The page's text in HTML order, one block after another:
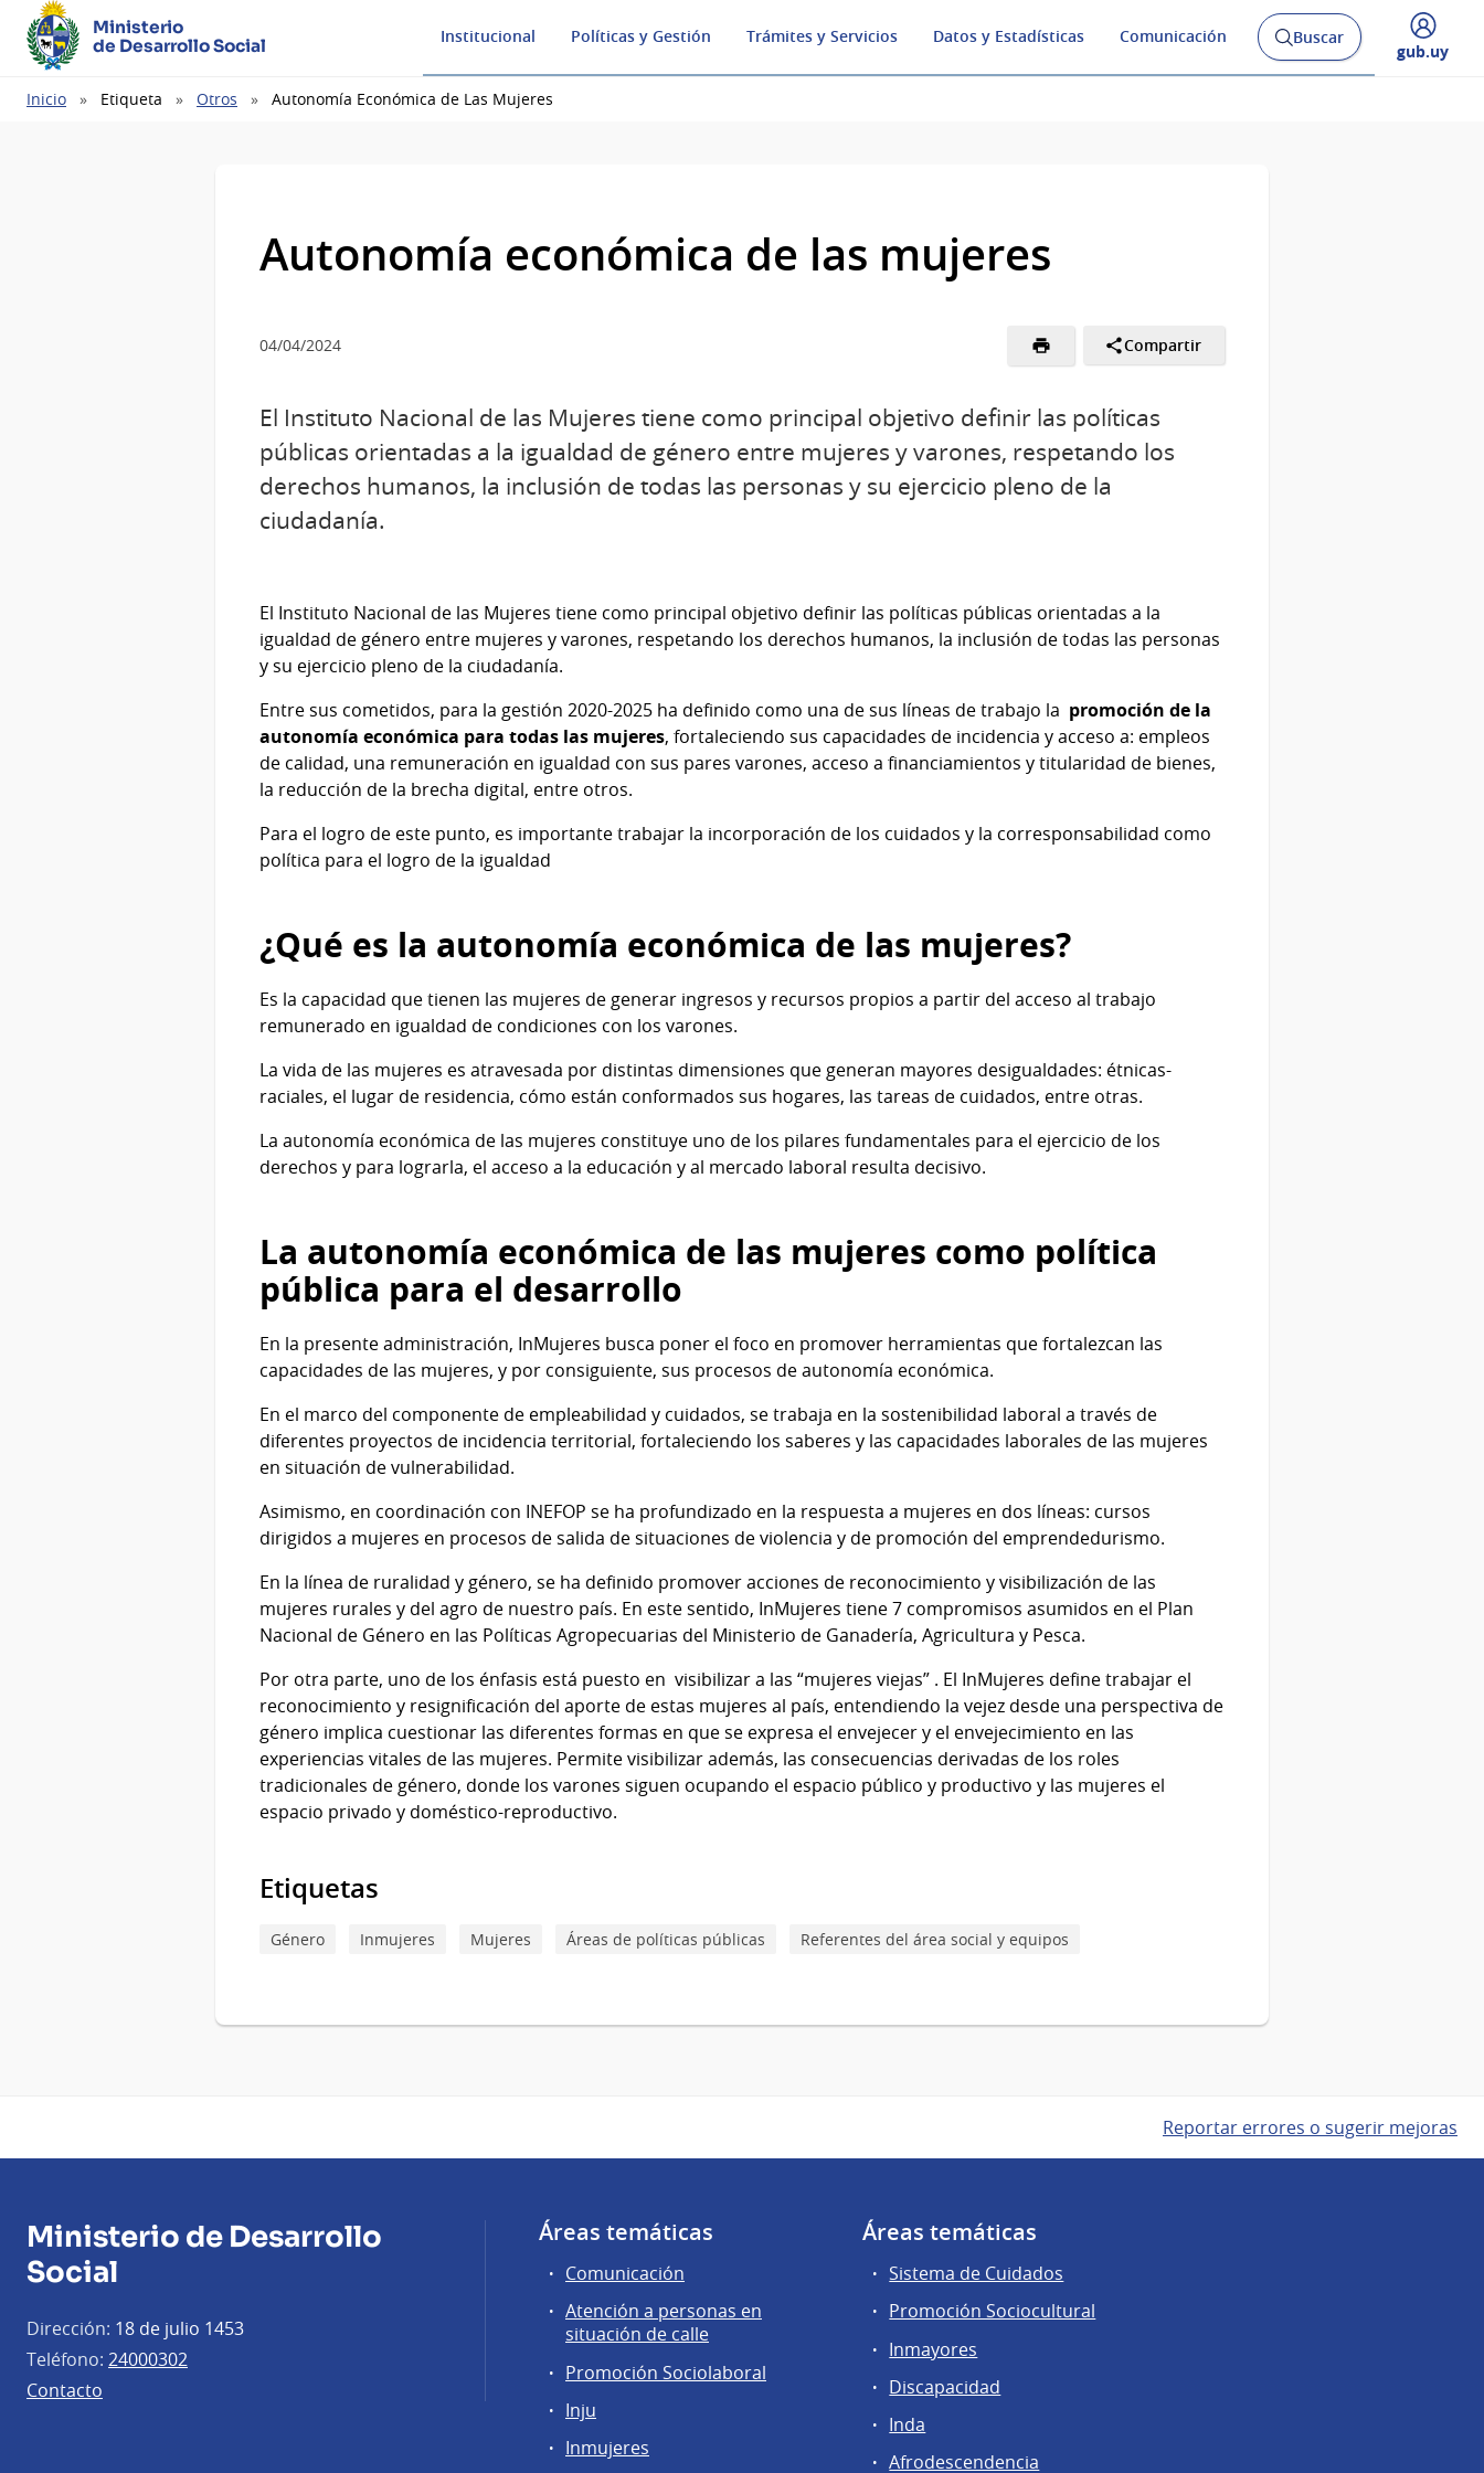
Ministerio
de Desarrollo Social
Institucional Políticas y Gestión Trámites y Servicios Datos y Estadísticas Comunicación
Abrir
buscador
Buscar
Desplegar
gub.uy
Ruta
Inicio Etiqueta Otros Autonomía Económica de Las Mujeres
Autonomía económica de las mujeres
04/04/2024 Compartir
El Instituto Nacional de las Mujeres tiene como principal objetivo definir las políticas
públicas orientadas a la igualdad de género entre mujeres y varones, respetando los
derechos humanos, la inclusión de todas las personas y su ejercicio pleno de la
ciudadanía.
El Instituto Nacional de las Mujeres tiene como principal objetivo definir las políticas públicas orientadas a la
igualdad de género entre mujeres y varones, respetando los derechos humanos, la inclusión de todas las personas
y su ejercicio pleno de la ciudadanía.
Entre sus cometidos, para la gestión 2020-2025 ha definido como una de sus líneas de trabajo la promoción de la
autonomía económica para todas las mujeres, fortaleciendo sus capacidades de incidencia y acceso a: empleos
de calidad, una remuneración en igualdad con sus pares varones, acceso a financiamientos y titularidad de bienes,
la reducción de la brecha digital, entre otros.
Para el logro de este punto, es importante trabajar la incorporación de los cuidados y la corresponsabilidad como
política para el logro de la igualdad
¿Qué es la autonomía económica de las mujeres?
Es la capacidad que tienen las mujeres de generar ingresos y recursos propios a partir del acceso al trabajo
remunerado en igualdad de condiciones con los varones.
La vida de las mujeres es atravesada por distintas dimensiones que generan mayores desigualdades: étnicas-
raciales, el lugar de residencia, cómo están conformados sus hogares, las tareas de cuidados, entre otras.
La autonomía económica de las mujeres constituye uno de los pilares fundamentales para el ejercicio de los
derechos y para lograrla, el acceso a la educación y al mercado laboral resulta decisivo.
La autonomía económica de las mujeres como política
pública para el desarrollo
En la presente administración, InMujeres busca poner el foco en promover herramientas que fortalezcan las
capacidades de las mujeres, y por consiguiente, sus procesos de autonomía económica.
En el marco del componente de empleabilidad y cuidados, se trabaja en la sostenibilidad laboral a través de
diferentes proyectos de incidencia territorial, fortaleciendo los saberes y las capacidades laborales de las mujeres
en situación de vulnerabilidad.
Asimismo, en coordinación con INEFOP se ha profundizado en la respuesta a mujeres en dos líneas: cursos
dirigidos a mujeres en procesos de salida de situaciones de violencia y de promoción del emprendedurismo.
En la línea de ruralidad y género, se ha definido promover acciones de reconocimiento y visibilización de las
mujeres rurales y del agro de nuestro país. En este sentido, InMujeres tiene 7 compromisos asumidos en el Plan
Nacional de Género en las Políticas Agropecuarias del Ministerio de Ganadería, Agricultura y Pesca.
Por otra parte, uno de los énfasis está puesto en visibilizar a las “mujeres viejas” . El InMujeres define trabajar el
reconocimiento y resignificación del aporte de estas mujeres al país, entendiendo la vejez desde una perspectiva de
género implica cuestionar las diferentes formas en que se expresa el envejecer y el envejecimiento en las
experiencias vitales de las mujeres. Permite visibilizar además, las consecuencias derivadas de los roles
tradicionales de género, donde los varones siguen ocupando el espacio público y productivo y las mujeres el
espacio privado y doméstico-reproductivo.
Etiquetas
Género Inmujeres Mujeres Áreas de políticas públicas Referentes del área social y equipos
Reportar errores o sugerir mejoras
Ministerio de Desarrollo
Social
Dirección: 18 de julio 1453
Teléfono: 24000302
Contacto
Áreas temáticas
Comunicación
Atención a personas en
situación de calle
Promoción Sociolaboral
Inju
Inmujeres
Áreas temáticas
Sistema de Cuidados
Promoción Sociocultural
Inmayores
Discapacidad
Inda
Afrodescendencia